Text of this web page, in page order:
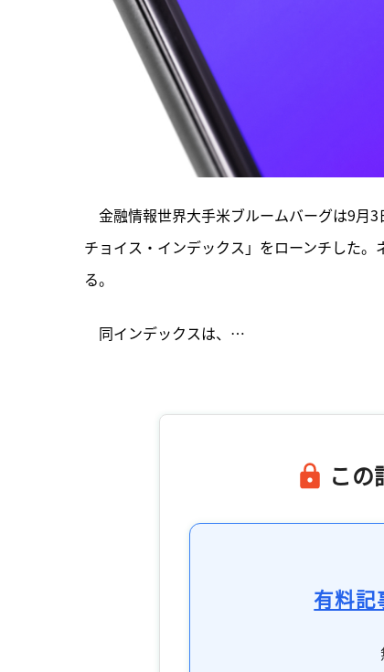
金融情報世界大手米ブルームバーグは9月3
チョイス・インデックス」をローンチした
る。
同インデックスは、…
この
有料記